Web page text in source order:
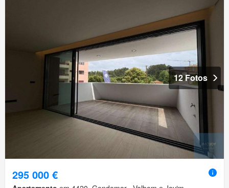
12 Fotos
295 000 €